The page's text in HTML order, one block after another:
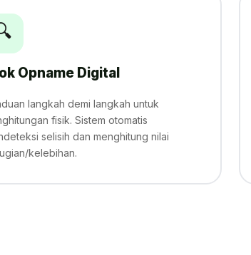
Opname Digital
langkah demi langkah untuk
fisik. Sistem otomatis
selisih dan menghitung nilai
kelebihan.